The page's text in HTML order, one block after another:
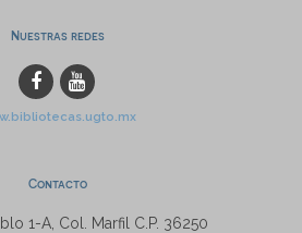
Nuestras redes
Contacto
1-A, Col. Marfil C.P. 36250